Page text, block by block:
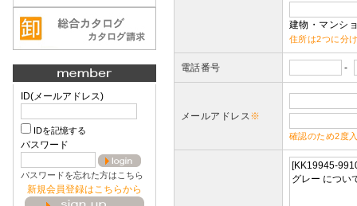
ID(メールアドレス)
IDを記憶する
パスワード
パスワードを忘れた方はこちら
新規会員登録はこちらから
建物・マンシ
住所は2つに分
電話番号 -
メールアドレス※
確認のため2度